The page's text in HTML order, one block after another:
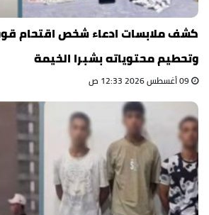
كشف ملابسات ادعاء شخص اقتحام
وتحطيم محتوياته بشبرا الخيمة